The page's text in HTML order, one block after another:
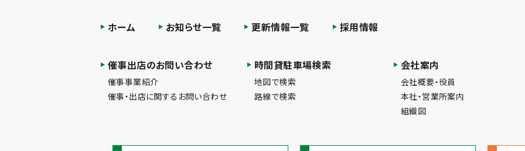
ホーム お知らせ一覧 更新情報一覧 採用情報
催事出店のお問い合わせ
催事事業紹介
催事・出店に関するお問い合わせ
時間貸駐車場検索
地図で検索
路線で検索
会社案内
会社概要・役員
本社・営業所案内
組織図